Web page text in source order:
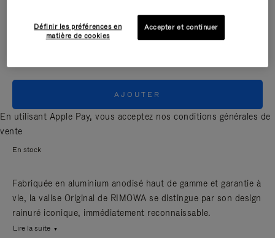
AJOUTER
En utilisant Apple Pay, vous acceptez nos conditions générales de
vente
En stock
Fabriquée en aluminium anodisé haut de gamme et garantie à
vie, la valise Original de RIMOWA se distingue par son design
rainuré iconique, immédiatement reconnaissable.
Lire la suite
Définir les préférences en
matière de cookies
Accepter et continuer